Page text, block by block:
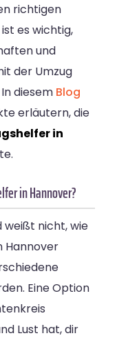
richtigen
es wichtig,
und
der Umzug
diesem Blog
erläutern, die
in
in Hannover?
weißt nicht, wie
Hannover
Eine Option
Lust hat, dir